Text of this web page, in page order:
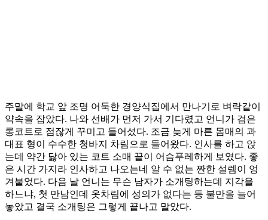
주말에 학교 앞 조명 어둑한 경양식집에서 만나기로 벼락같이
약속을 잡았다. 나와 선배가 먼저 가서 기다렸고 언니가 검은
롱코트로 점잖게 꾸미고 들어섰다. 조금 늦게 마른 몸매의 과
대표 형이 수수한 청바지 차림으로 들어왔다. 인사를 하고 앉
는데 약간 닳아 있는 코트 소매 끝이 어슴푸레하게 보였다. 좋
은 시간 가지라 인사하고 나오는네 알 수 없는 짠한 설렘이 엉
겨붙었다. 다음 날 언니는 무슨 남자가 소개팅하는데 지각을
하느냐, 첫 만남인데 옷차림에 성의가 없다는 등 불만을 늘어
놓았고 결국 소개팅은 그렇게 끝나고 말았다.